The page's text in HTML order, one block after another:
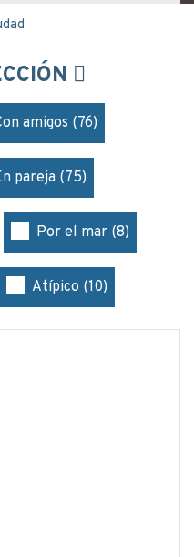
amigos (76)
pareja (75)
Por el mar (8)
Atípico (10)